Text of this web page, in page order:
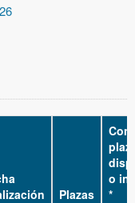
Plazas
o
*